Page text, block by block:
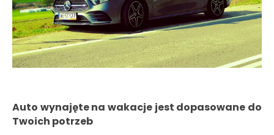
Auto wynajęte na wakacje jest dopasowane do
Twoich potrzeb